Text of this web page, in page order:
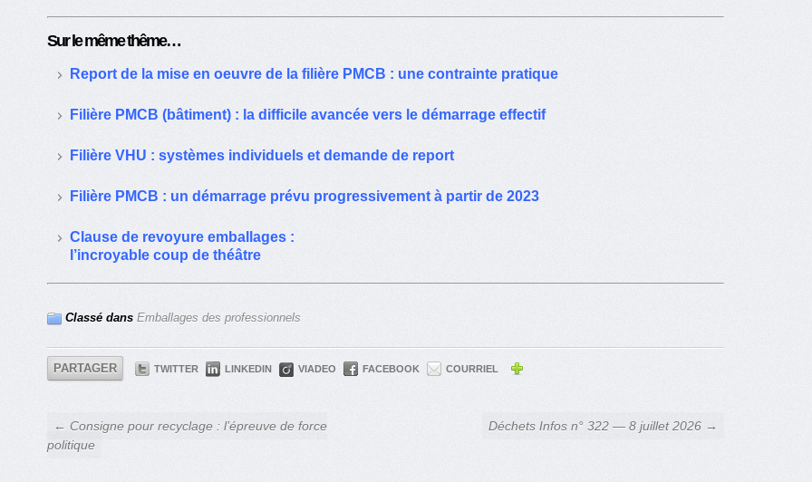
Sur le même thême…
Report de la mise en oeuvre de la filière PMCB : une contrainte pratique
Filière PMCB (bâtiment) : la difficile avancée vers le démarrage effectif
Filière VHU : systèmes individuels et demande de report
Filière PMCB : un démarrage prévu progressivement à partir de 2023
Clause de revoyure emballages :
l’incroyable coup de théâtre
Classé dans Emballages des professionnels
PARTAGER TWITTER LINKEDIN VIADEO FACEBOOK COURRIEL
← Consigne pour recyclage : l’épreuve de force
politique
Déchets Infos n° 322 — 8 juillet 2026 →